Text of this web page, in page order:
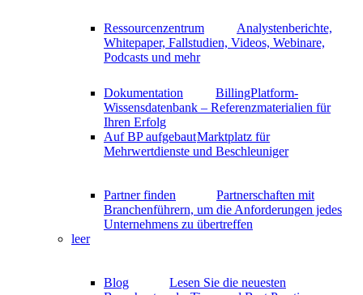
Ressourcenzentrum
Analystenberichte,
Whitepaper, Fallstudien, Videos, Webinare,
Podcasts und mehr
Dokumentation
BillingPlatform-
Wissensdatenbank – Referenzmaterialien für
Ihren Erfolg
Auf BP aufgebautMarktplatz für
Mehrwertdienste und Beschleuniger
Partner finden
Partnerschaften mit
Branchenführern, um die Anforderungen jedes
Unternehmens zu übertreffen
leer
Blog
Lesen Sie die neuesten